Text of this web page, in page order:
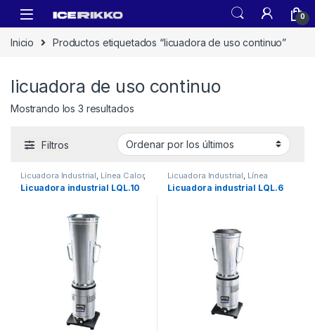
0
Inicio Productos etiquetados “licuadora de uso continuo”
licuadora de uso continuo
Mostrando los 3 resultados
Filtros
Licuadora Industrial Línea Calor,
Línea Neutro
Licuadora industrial LQL.10
Licuadora Industrial Línea
Neutro
Licuadora industrial LQL.6